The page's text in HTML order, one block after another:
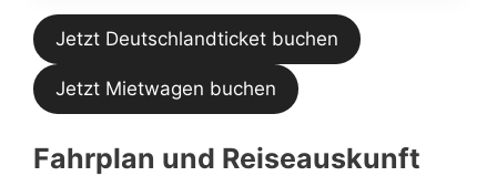
Jetzt Deutschlandticket buchen
Jetzt Mietwagen buchen
Fahrplan und Reiseauskunft